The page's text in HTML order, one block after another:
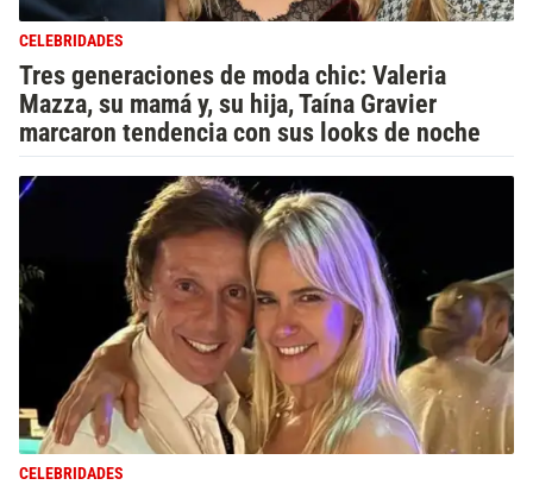
CELEBRIDADES
Tres generaciones de moda chic: Valeria
Mazza, su mamá y, su hija, Taína Gravier
marcaron tendencia con sus looks de noche
CELEBRIDADES